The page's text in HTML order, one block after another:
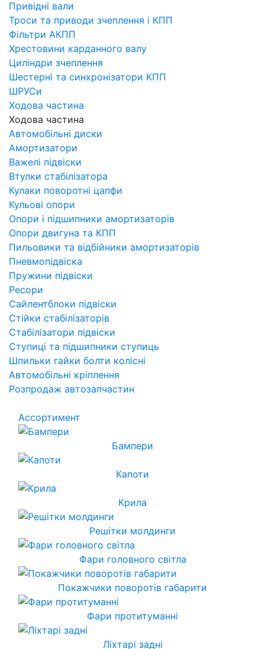
Привідні вали
Троси та приводи зчеплення і КПП
Фільтри АКПП
Хрестовини карданного валу
Циліндри зчеплення
Шестерні та синхронізатори КПП
ШРУСи
Ходова частина
Ходова частина
Автомобільні диски
Амортизатори
Важелі підвіски
Втулки стабілізатора
Кулаки поворотні цапфи
Кульові опори
Опори і підшипники амортизаторів
Опори двигуна та КПП
Пильовики та відбійники амортизаторів
Пневмопідвіска
Пружини підвіски
Ресори
Сайлентблоки підвіски
Стійки стабілізаторів
Стабілізатори підвіски
Ступиці та підшипники ступиць
Шпильки гайки болти колісні
Автомобільні кріплення
Розпродаж автозапчастин
Ассортимент
Бампери
Капоти
Крила
Решітки молдинги
Фари головного світла
Покажчики поворотів габарити
Фари протитуманні
Ліхтарі задні